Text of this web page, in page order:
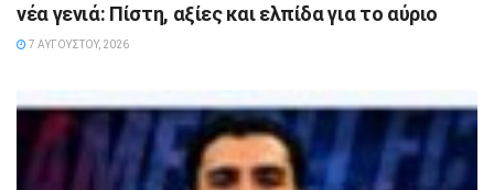
νέα γενιά: Πίστη, αξίες και ελπίδα για το αύριο
7 ΑΥΓΟΎΣΤΟΥ, 2026